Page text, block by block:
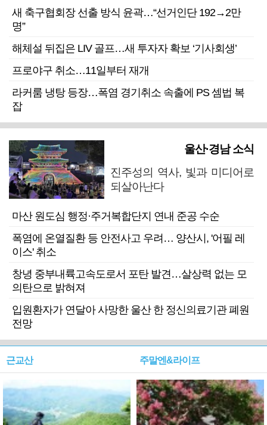
새 축구협회장 선출 방식 윤곽…“선거인단 192→2만
명”
해체설 뒤집은 LIV 골프…새 투자자 확보 ‘기사회생’
프로야구 취소…11일부터 재개
라커룸 냉탕 등장…폭염 경기취소 속출에 PS 셈법 복
잡
울산·경남 소식
진주성의 역사, 빛과 미디어로
되살아난다
마산 원도심 행정·주거복합단지 연내 준공 수순
폭염에 온열질환 등 안전사고 우려… 양산시, '어필 레
이스' 취소
창녕 중부내륙고속도로서 포탄 발견…살상력 없는 모
의탄으로 밝혀져
입원환자가 연달아 사망한 울산 한 정신의료기관 폐원
전망
근교산 주말엔&라이프